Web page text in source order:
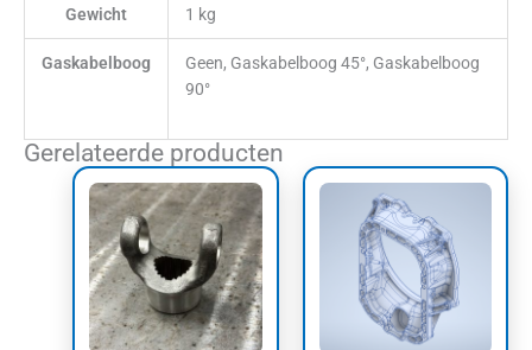
Gewicht 1 kg
Gaskabelboog
Geen, Gaskabelboog 45°, Gaskabelboog
90°
Gerelateerde producten